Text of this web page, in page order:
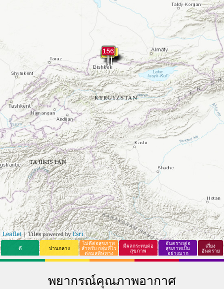
Leaflet| Tilespowered by Esri
ดี ปานกลาง
ไม่ดีต่อสุขภาพ
สำหรับ กลุ่มที่ไว
ต่อมลพิษทาง
อากาศ หรือกลุ่ม
ที่แพ้อากาศง่าย
มีผลกระทบต่อ
สุขภาพ
อันตรายต่อ
สุขภาพเป็น
อย่างมาก
เสี่ยง
อันตราย
พยากรณ์คุณภาพอากาศ